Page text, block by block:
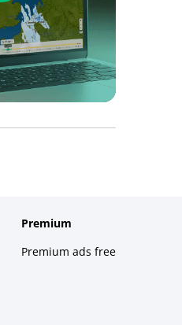
Premium
Premium ads free